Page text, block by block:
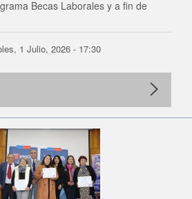
Becas Laborales y a fin de
1 Julio, 2026 - 17:30